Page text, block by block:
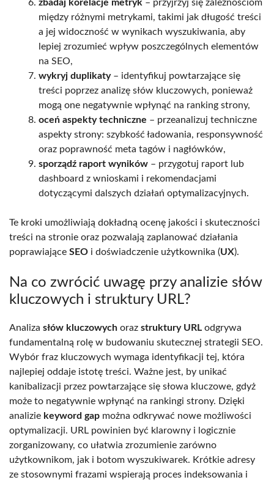
zbadaj korelacje metryk – przyjrzyj się zależnościom
między różnymi metrykami, takimi jak długość treści
a jej widoczność w wynikach wyszukiwania, aby
lepiej zrozumieć wpływ poszczególnych elementów
na SEO,
wykryj duplikaty– identyfikuj powtarzające się
treści poprzez analizę słów kluczowych, ponieważ
mogą one negatywnie wpłynąć na ranking strony,
oceń aspekty techniczne – przeanalizuj techniczne
aspekty strony: szybkość ładowania, responsywność
oraz poprawność meta tagów i nagłówków,
sporządź raport wyników – przygotuj raport lub
dashboard z wnioskami i rekomendacjami
dotyczącymi dalszych działań optymalizacyjnych.
Te kroki umożliwiają dokładną ocenę jakości i skuteczności
treści na stronie oraz pozwalają zaplanować działania
poprawiające SEO i doświadczenie użytkownika (UX).
Na co zwrócić uwagę przy analizie słów
kluczowych i struktury URL?
Analiza słów kluczowych oraz struktury URL odgrywa
fundamentalną rolę w budowaniu skutecznej strategii SEO.
Wybór fraz kluczowych wymaga identyfikacji tej, która
najlepiej oddaje istotę treści. Ważne jest, by unikać
kanibalizacji przez powtarzające się słowa kluczowe, gdyż
może to negatywnie wpłynąć na rankingi strony. Dzięki
analizie keyword gap można odkrywać nowe możliwości
optymalizacji. URL powinien być klarowny i logicznie
zorganizowany, co ułatwia zrozumienie zarówno
użytkownikom, jak i botom wyszukiwarek. Krótkie adresy
ze stosownymi frazami wspierają proces indeksowania i